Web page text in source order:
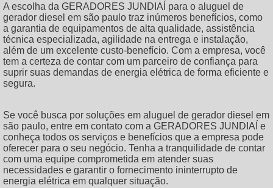
A escolha da GERADORES JUNDIAÍ para o aluguel de
gerador diesel em são paulo traz inúmeros benefícios, como
a garantia de equipamentos de alta qualidade, assistência
técnica especializada, agilidade na entrega e instalação,
além de um excelente custo-benefício. Com a empresa, você
tem a certeza de contar com um parceiro de confiança para
suprir suas demandas de energia elétrica de forma eficiente e
segura.
Se você busca por soluções em aluguel de gerador diesel em
são paulo, entre em contato com a GERADORES JUNDIAÍ e
conheça todos os serviços e benefícios que a empresa pode
oferecer para o seu negócio. Tenha a tranquilidade de contar
com uma equipe comprometida em atender suas
necessidades e garantir o fornecimento ininterrupto de
energia elétrica em qualquer situação.